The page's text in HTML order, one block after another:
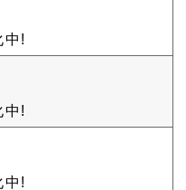
中!
中!
中!